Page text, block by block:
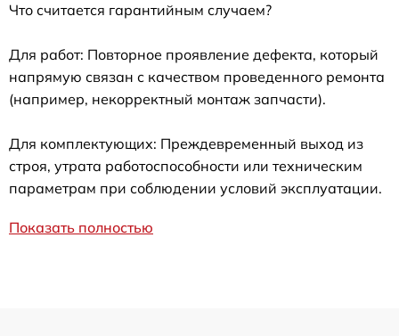
Что считается гарантийным случаем?
Для работ: Повторное проявление дефекта, который
напрямую связан с качеством проведенного ремонта
(например, некорректный монтаж запчасти).
Для комплектующих: Преждевременный выход из
строя, утрата работоспособности или техническим
параметрам при соблюдении условий эксплуатации.
Показать полностью